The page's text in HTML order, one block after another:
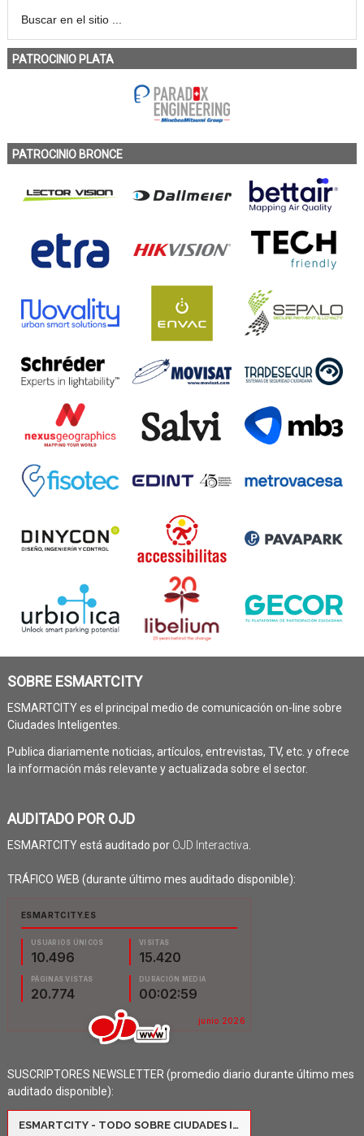
PATROCINIO PLATA
PATROCINIO BRONCE
SOBRE ESMARTCITY
ESMARTCITY es el principal medio de comunicación on-line sobre
Ciudades Inteligentes.
Publica diariamente noticias, artículos, entrevistas, TV, etc. y ofrece
la información más relevante y actualizada sobre el sector.
AUDITADO POR OJD
ESMARTCITY está auditado por OJD Interactiva.
TRÁFICO WEB (durante último mes auditado disponible):
SUSCRIPTORES NEWSLETTER (promedio diario durante último mes
auditado disponible):